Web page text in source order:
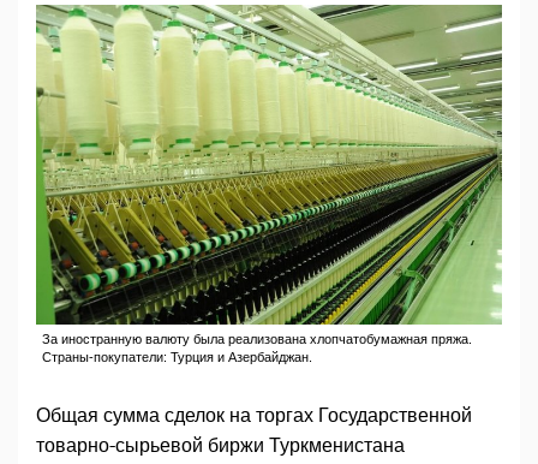
За иностранную валюту была реализована хлопчатобумажная пряжа.
Страны-покупатели: Турция и Азербайджан.
Общая сумма сделок на торгах Государственной
товарно-сырьевой биржи Туркменистана